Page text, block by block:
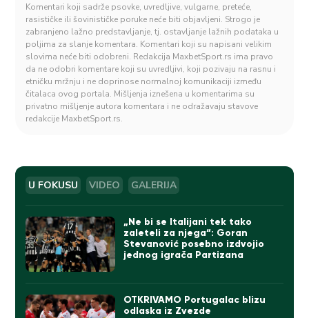
Komentari koji sadrže psovke, uvredljive, vulgarne, preteće,
rasističke ili šovinističke poruke neće biti objavljeni. Strogo je
zabranjeno lažno predstavljanje, tj. ostavljanje lažnih podataka u
poljima za slanje komentara. Komentari koji su napisani velikim
slovima neće biti odobreni. Redakcija MaxbetSport.rs ima pravo
da ne odobri komentare koji su uvredljivi, koji pozivaju na rasnu i
etničku mržnju i ne doprinose normalnoj komunikaciji između
čitalaca ovog portala. Mišljenja iznešena u komentarima su
privatno mišljenje autora komentara i ne odražavaju stavove
redakcije MaxbetSport.rs.
U FOKUSU VIDEO GALERIJA
„Ne bi se Italijani tek tako
zaleteli za njega“: Goran
Stevanović posebno izdvojio
jednog igrača Partizana
OTKRIVAMO Portugalac blizu
odlaska iz Zvezde